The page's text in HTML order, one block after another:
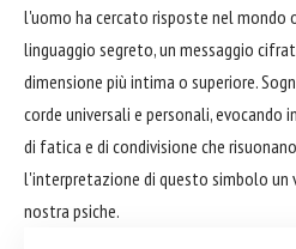
l'uomo ha cercato risposte nel mondo
linguaggio segreto, un messaggio
dimensione più intima o superiore.
corde universali e personali, evocando
di fatica e di condivisione che
l'interpretazione di questo simbolo
nostra psiche.